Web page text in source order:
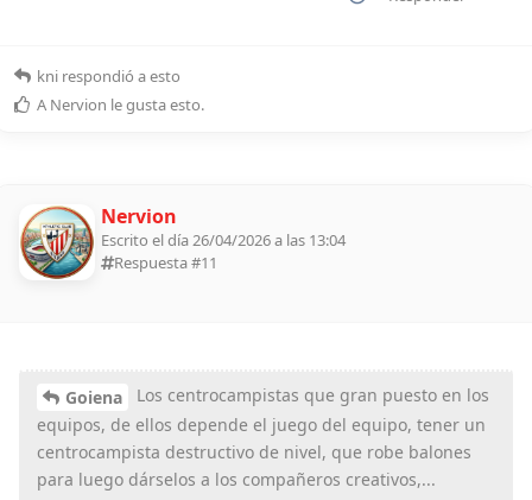
kni respondió a esto
A Nervion le gusta esto.
Nervion
Escrito el día 26/04/2026 a las 13:04
Respuesta #11
Goiena
Los centrocampistas que gran puesto en los
equipos, de ellos depende el juego del equipo, tener un
centrocampista destructivo de nivel, que robe balones
para luego dárselos a los compañeros creativos,...